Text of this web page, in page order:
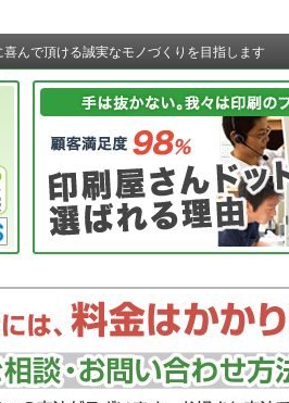
喜んで頂ける誠実なモノづくりを目指します